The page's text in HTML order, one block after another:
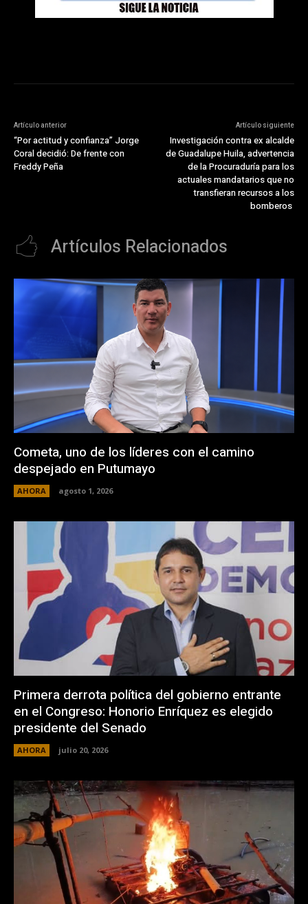
Artículo anterior
“Por actitud y confianza” Jorge
Coral decidió: De frente con
Freddy Peña
Artículo siguiente
Investigación contra ex alcalde
de Guadalupe Huila, advertencia
de la Procuraduría para los
actuales mandatarios que no
transfieran recursos a los
bomberos
Artículos Relacionados
Cometa, uno de los líderes con el camino
despejado en Putumayo
AHORA agosto 1, 2026
Primera derrota política del gobierno entrante
en el Congreso: Honorio Enríquez es elegido
presidente del Senado
AHORA julio 20, 2026